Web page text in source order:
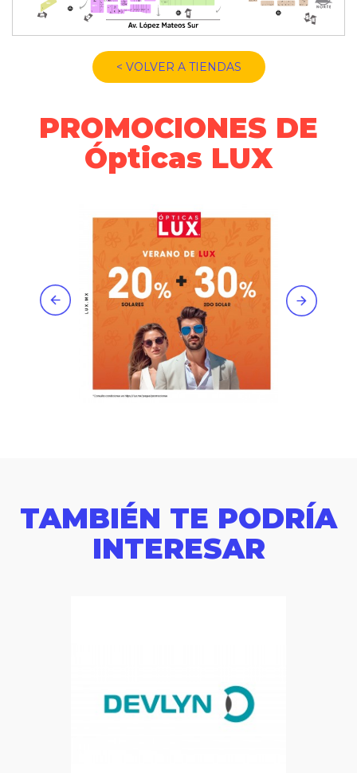
< VOLVER A TIENDAS
PROMOCIONES DE
Ópticas LUX
TAMBIÉN TE PODRÍA
INTERESAR